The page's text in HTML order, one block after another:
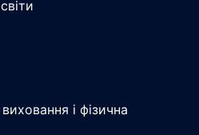
і фізична